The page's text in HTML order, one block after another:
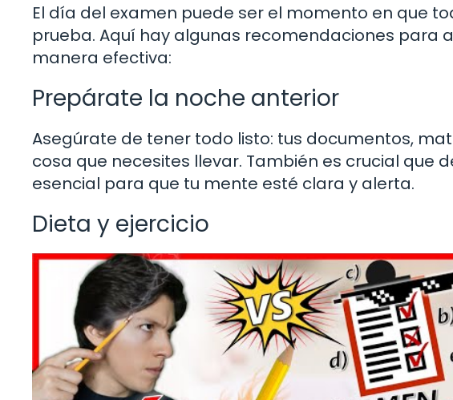
El día del examen puede ser el momento en que
prueba. Aquí hay algunas recomendaciones para
manera efectiva:
Prepárate la noche anterior
Asegúrate de tener todo listo: tus documentos,
cosa que necesites llevar. También es crucial que
esencial para que tu mente esté clara y alerta.
Dieta y ejercicio